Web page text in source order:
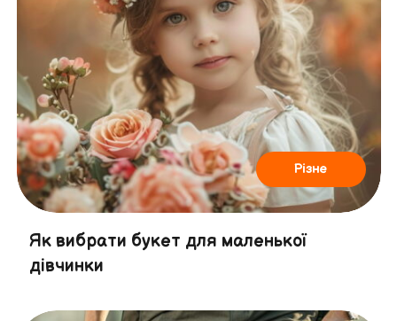
Різне
Як вибрати букет для маленької
дівчинки